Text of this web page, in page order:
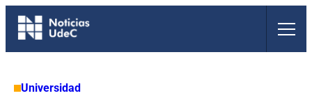
Saltar
Universidad